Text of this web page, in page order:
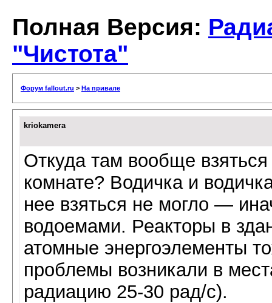
Полная Версия:
"Чистота"
Форум fallout.ru > На привале
kriokamera
Откуда там вообще
комнате? Водичка и
нее взяться не могло —
водоемами. Реакторы в
атомные энергоэлементы
проблемы возникали в
радиацию 25-30 рад/с).